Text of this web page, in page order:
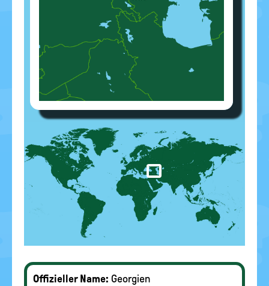
Offizieller Name: Georgien